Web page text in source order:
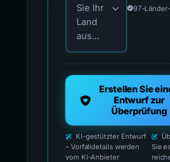
Sie Ihr
Land
aus...
97-
Erstellen Sie
Entwurf zur
Überprüfung
KI-gestützter Entwurf
– Vorfalldetails werden
vom KI-Anbieter
Sie